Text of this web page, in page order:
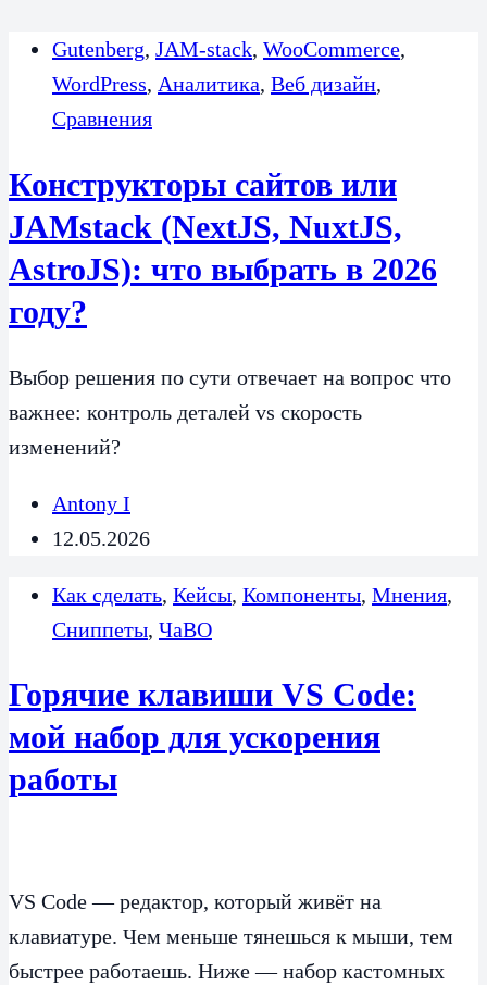
Gutenberg, JAM-stack, WooCommerce,
WordPress, Аналитика, Веб дизайн,
Сравнения
Конструкторы сайтов или
JAMstack (NextJS, NuxtJS,
AstroJS): что выбрать в 2026
году?
Выбор решения по сути отвечает на вопрос что
важнее: контроль деталей vs скорость
изменений?
Antony I
12.05.2026
Как сделать, Кейсы, Компоненты, Мнения,
Сниппеты, ЧаВО
Горячие клавиши VS Code:
мой набор для ускорения
работы
VS Code — редактор, который живёт на
клавиатуре. Чем меньше тянешься к мыши, тем
быстрее работаешь. Ниже — набор кастомных